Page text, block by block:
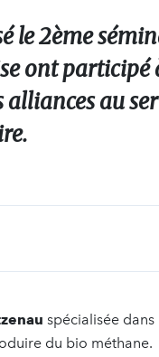
le 2ème
ont
au
spécialisée dans
du bio méthane.